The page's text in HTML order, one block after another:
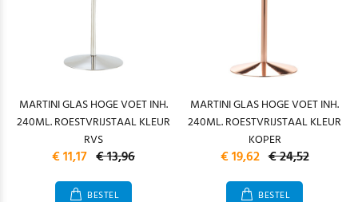
MARTINI GLAS HOGE VOET INH.
240ML. ROESTVRIJSTAAL KLEUR
RVS
€ 11,17 € 13,96
BESTEL
MARTINI GLAS HOGE VOET INH.
240ML. ROESTVRIJSTAAL KLEUR
KOPER
€ 19,62 € 24,52
BESTEL